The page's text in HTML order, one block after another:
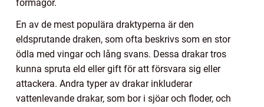
förmågor.
En av de mest populära draktyperna är den
eldsprutande draken, som ofta beskrivs som en stor
ödla med vingar och lång svans. Dessa drakar tros
kunna spruta eld eller gift för att försvara sig eller
attackera. Andra typer av drakar inkluderar
vattenlevande drakar, som bor i sjöar och floder, och